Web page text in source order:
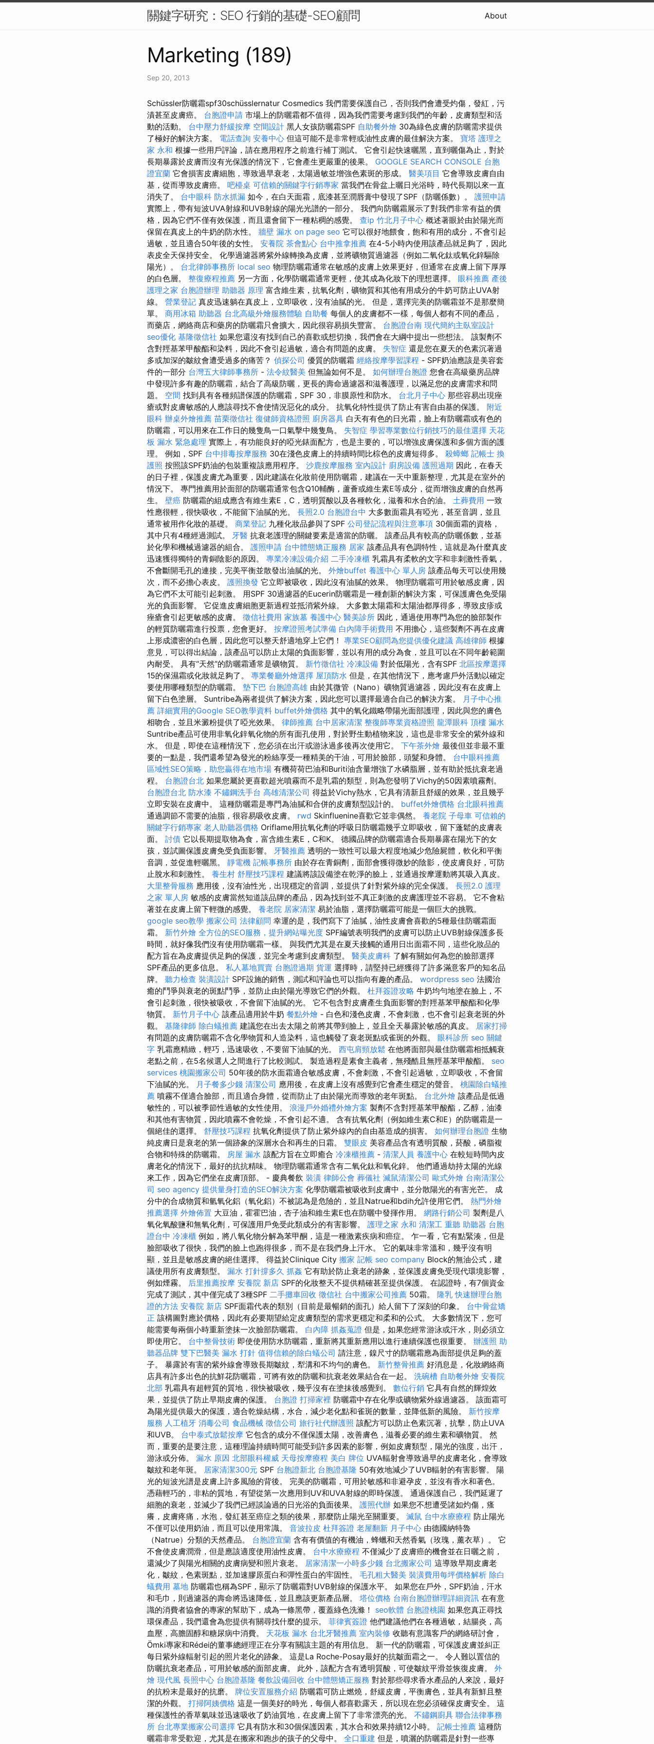
關鍵字研究：SEO 行銷的基礎-SEO顧問 About
Marketing (189)
Sep 20, 2013
Schüssler防曬霜spf30schüsslernatur Cosmedics 我們需要保護自己，否則我們會遭受灼傷，發紅，污
漬甚至皮膚癌。 台胞證申請 市場上的防曬霜都不值得，因為我們需要考慮到我們的年齡，皮膚類型和活
動的活動。 台中壓力舒緩按摩 空間設計 黑人女孩防曬霜SPF 自助餐外燴 30為綠色皮膚的防曬需求提供
了極好的解決方案。 電話查詢 安養中心 但這可能不是非常輕或油性皮膚的最佳解決方案。 寶塔 護理之
家 永和 根據一些用戶評論，請在應用程序之前進行補丁測試。 它會引起快速曬黑，直到曬傷為止，對於
長期暴露於皮膚而沒有光保護的情況下，它會產生更嚴重的後果。 GOOGLE SEARCH CONSOLE 台胞
證宜蘭 它會損害皮膚細胞，導致過早衰老，太陽過敏並增強色素斑的形成。 醫美項目 它會導致皮膚自由
基，從而導致皮膚癌。 吧檯桌 可信賴的關鍵字行銷專家 當我們在骨盆上曬日光浴時，時代長期以來一直
消失了。 台中眼科 防水抓漏 如今，在白天面霜，底漆甚至潤唇膏中發現了SPF（防曬係數）。 護照申請
實際上，帶有短波UVA射線和UVB射線的陽光光譜的一部分。 我們向防曬霜展示了對我們非常有益的價
格，因為它們不僅有效保護，而且還會留下一種粘稠的感覺。 查ip 竹北月子中心 概述著眼於由於陽光而
保留在真皮上的牛奶的防水性。 牆壁 漏水 on page seo 它可以很好地餵食，飽和有用的成分，不會引起
過敏，並且適合50年後的女性。 安養院 茶會點心 台中推拿推薦 在4-5小時內使用該產品就足夠了，因此
表皮全天保持安全。 化學過濾器將紫外線轉換為皮膚，並將礦物質過濾器（例如二氧化鈦或氧化鋅驅除
陽光）。 台北律師事務所 local seo 物理防曬霜通常在敏感的皮膚上效果更好，但通常在皮膚上留下厚厚
的白色層。 整復療程推薦 另一方面，化學防曬霜通常更輕，使其成為化妝下的理想選擇。 眼科推薦 產後
護理之家 台胞證辦理 助聽器 原理 富含維生素，抗氧化劑，礦物質和其他有用成分的牛奶可防止UVA射
線。 營業登記 真皮迅速躺在真皮上，立即吸收，沒有油膩的光。 但是，選擇完美的防曬霜並不是那麼簡
單。 商用冰箱 助聽器 台北高級外燴服務體驗 自助餐 每個人的皮膚都不一樣，每個人都有不同的產品，
而藥店，網絡商店和藥房的防曬霜只會擴大，因此很容易損失豐富。 台胞證台南 現代簡約主臥室設計
seo優化 基隆徵信社 如果您還沒有找到自己的喜歡或想切換，我們會在大綱中提出一些想法。 該製劑不
含對羥基苯甲酸酯和染料，因此不會引起過敏，適合有問題的皮膚。 失智症 還是您在夏天的色素沉著過
多或加深的皺紋會遭受過多的痛苦？ 偵探公司 優質的防曬霜 經絡按摩學習課程 - SPF奶油應該是美容套
件的一部分 台灣五大律師事務所 - 法令紋醫美 但無論如何不是。 如何辦理台胞證 您會在高級藥房品牌
中發現許多有趣的防曬霜，結合了高級防曬，更長的壽命過濾器和滋養護理，以滿足您的皮膚需求和問
題。 空間 找到具有各種頻譜保護的防曬霜，SPF 30，非膜原性和防水。 台北月子中心 那些容易出現痤
瘡或對皮膚敏感的人應該尋找不會使情況惡化的成分。 抗氧化特性提供了防止有害自由基的保護。 附近
眼科 辦桌外燴推薦 苗栗徵信社 復健師資格證照 廚房器具 白天有有色的日光霜，臉上有防曬霜或有色的
防曬霜，可以用來在工作日的幾隻鳥一口氣擊中幾隻鳥。 失智症 學習專業數位行銷技巧的最佳選擇 天花
板 漏水 緊急處理 實際上，有功能良好的啞光錶面配方，也是主要的，可以增強皮膚保護和多個方面的護
理。 例如，SPF 台中排毒按摩服務 30在淺色皮膚上的持續時間比棕色的皮膚短得多。 殺蟑螂 記帳士 換
護照 按照該SPF奶油的包裝重複該應用程序。 沙鹿按摩服務 室內設計 廚房設備 護照過期 因此，在春天
的日子裡，保護皮膚尤為重要，因此建議在化妝前使用防曬霜，建議在一天中重新整理，尤其是在室外的
情況下。 專門推薦用於面部的防曬霜通常包含Q10輔酶，蘆薈或維生素E等成分，從而增強皮膚的自然再
生。 壁癌 防曬霜的組成應含有維生素E，C，透明質酸以及各種軟化，滋養和水合的油。 土葬費用 一致
性應很輕，很快吸收，不能留下油膩的光。 長照2.0 台胞證台中 大多數面霜具有啞光，甚至音調，並且
通常被用作化妝的基礎。 商業登記 九種化妝品參與了SPF 公司登記流程與注意事項 30個面霜的資格，
其中只有4種經過測試。 牙醫 抗衰老護理的關鍵要素是適當的防曬。 該產品具有較高的防曬係數，並基
於化學和機械過濾器的組合。 護照申請 台中體態矯正服務 居家 該產品具有色調特性，這就是為什麼真皮
迅速獲得獨特的青銅陰影的原因。 專業冷凍設備介紹 二手冷凍櫃 乳霜具有柔軟的文字和非刺激性香氣，
不會斷開毛孔的連接，完美平衡並散發出油膩的光。 外燴buffet 養護中心 單人房 該產品每天可以使用幾
次，而不必擔心表皮。 護照換發 它立即被吸收，因此沒有油膩的效果。 物理防曬霜可用於敏感皮膚，因
為它們不太可能引起刺激。 用SPF 30過濾器的Eucerin防曬霜是一種創新的解決方案，可保護膚色免受陽
光的負面影響。 它促進皮膚細胞更新過程並抵消紫外線。 大多數太陽霜和太陽油都厚得多，導致皮疹或
痤瘡會引起更敏感的皮膚。 徵信社費用 家族墓 養護中心 醫美診所 因此，通過使用專門為您的臉部製作
的輕質防曬霜進行投票，您會更好。 按摩證照考試準備 白內障手術費用 不用擔心，這些製劑不再在皮膚
上形成濃密的白色層，因此您可以整天舒適地穿上它們！ 專業SEO顧問為您提供優化建議 高雄律師 根據
意見，可以得出結論，該產品可以防止太陽的負面影響，並以有用的成分為食，並且可以在不同年齡範圍
內耐受。 具有“天然”的防曬霜通常是礦物質。 新竹徵信社 冷凍設備 對於低陽光，含有SPF 北區按摩選擇
15的保濕霜或化妝就足夠了。 專業餐廳外燴選擇 屋頂防水 但是，在其他情況下，應考慮戶外活動以確定
要使用哪種類型的防曬霜。 墊下巴 台胞證高雄 由於其微管（Nano）礦物質過濾器，因此沒有在皮膚上
留下白色塗層。 Suntribe為兩者提供了解決方案，因此您可以選擇最適合自己的解決方案。
月子中心推
薦 詳細實用的Google SEO教學資料 buffet外燴價格 其中的氧化鐵略帶陽光面部護理，因此與您的膚色
相吻合，並且米澱粉提供了啞光效果。 律師推薦 台中居家清潔 整復師專業資格證照 龍潭眼科 頂樓 漏水
Suntribe產品可使用非氧化鋅氧化物的所有面孔使用，對於野生動植物來說，這也是非常安全的紫外線和
水。 但是，即使在這種情況下，您必須在出汗或游泳過多後再次使用它。 下午茶外燴 最後但並非最不重
要的一點是，我們還希望為發光的粉絲享受一種精美的干油，可用於臉部，頭髮和身體。 台中眼科推薦
區域性SEO策略，助您贏得在地市場 有機荷荷巴油和Buriti油含量增強了水磷脂層，並有助於抵抗衰老過
程。 台胞證台北 如果您屬於更喜歡超光噴霧而不是乳霜的類型，則為您發明了Vichy的50因素噴霧劑。
台胞證台北 防水漆 不鏽鋼洗手台 高雄清潔公司 得益於Vichy熱水，它具有清新且舒緩的效果，並且幾乎
立即安裝在皮膚中。 這種防曬霜是專門為油膩和合併的皮膚類型設計的。 buffet外燴價格 台北眼科推薦
通過調節不需要的油脂，很容易吸收皮膚。 rwd Skinfluenine喜歡它並非偶然。 養老院 子母車 可信賴的
關鍵字行銷專家 老人助聽器價格 Oriflame用抗氧化劑的呼吸日防曬霜幾乎立即吸收，留下蓬鬆的皮膚表
面。 討債 它以長期提取物為食，富含維生素E，C和K。 德國品牌的防曬霜適合長期暴露在陽光下的女
孩，並試圖保護皮膚免受負面影響。 牙醫推薦 透明的一致性可以最大程度地減少危險屍體，軟化和平衡
音調，並促進輕曬黑。 靜電機 記帳事務所 由於存在青銅劑，面部會獲得微妙的陰影，使皮膚良好，可防
止脫水和刺激性。 養生村 舒壓技巧課程 建議將該設備塗在乾淨的臉上，並通過按摩運動將其吸入真皮。
大里整骨服務 應用後，沒有油性光，出現穩定的音調，並提供了針對紫外線的完全保護。 長照2.0 護理
之家 單人房 敏感的皮膚當然知道該品牌的產品，因為找到並不真正刺激的皮膚護理並不容易。 它不會粘
著並在皮膚上留下輕微的感覺。 養老院 居家清潔 易於油脂，選擇防曬霜可能是一個巨大的挑戰。
google seo教學 搬家公司 法律顧問 幸運的是，我們寫下了油膩，油性皮膚會喜歡的5種最佳防曬霜面
霜。 新竹外燴 全方位的SEO服務，提升網站曝光度 SPF編號表明我們的皮膚可以防止UVB射線保護多長
時間，就好像我們沒有使用防曬霜一樣。 與我們尤其是在夏天接觸的通用日出面霜不同，這些化妝品的
配方旨在為皮膚提供足夠的保護，並完全考慮到皮膚類型。 醫美皮膚科 了解有關如何為您的臉部選擇
SPF產品的更多信息。 私人墓地買賣 台胞證過期 貨運 選擇時，請堅持已經獲得了許多滿意客戶的知名品
牌。 聽力檢查 裝潢設計 SPF設施的銷售，測試和評論也可以指向有趣的產品。 wordpress seo 法國治
癒的鬥爭與衰老的斑點鬥爭，並防止由於陽光導致它們的外觀。 杜拜簽證攻略 牛奶均勻地塗在臉上，不
會引起刺激，很快被吸收，不會留下油膩的光。 它不包含對皮膚產生負面影響的對羥基苯甲酸酯和化學
物質。 新竹月子中心 該產品適用於牛奶 餐點外燴 - 白色和淺色皮膚，不會刺激，也不會引起衰老斑的外
觀。 基隆律師 除白蟻推薦 建議您在出去太陽之前將其帶到臉上，並且全天暴露於敏感的真皮。 居家打掃
有問題的皮膚防曬霜不含化學物質和人造染料，這也觸發了衰老斑點或雀斑的外觀。 眼科診所 seo 關鍵
字 乳霜應精緻，輕巧，迅速吸收，不要留下油膩的光。 西屯肩頸放鬆 在他將面部與最佳防曬霜相抵觸衰
老點之前，在5名候選人之間進行了比較測試。 製造過程是素食主義者，無殘酷且無羥基苯甲酸酯。 seo
services 桃園搬家公司 50年後的防水面霜適合敏感皮膚，不會刺激，不會引起過敏，立即吸收，不會留
下油膩的光。
月子餐多少錢 清潔公司 應用後，在皮膚上沒有感覺到它會產生穩定的聲音。 桃園除白蟻推
薦 噴霧不僅適合臉部，而且適合身體，從而防止了由於陽光而導致的老年斑點。 台北外燴 該產品是低過
敏性的，可以被季節性過敏的女性使用。 浪漫戶外婚禮外燴方案 製劑不含對羥基苯甲酸酯，乙醇，油漆
和其他有害物質，因此噴霧不會乾燥，不會引起不適。 含有抗氧化劑（例如維生素C和E）的防曬霜是一
個絕佳的選擇。 舒壓技巧課程 抗氧化劑提供了防止紫外線內的自由基造成的損害。 如何辦理台胞證 生物
純皮膚日是衰老的第一個跡象的深層水合和再生的日霜。 雙眼皮 美容產品含有透明質酸，菸酸，磷脂複
合物和特殊的防曬霜。 房屋 漏水 該配方旨在立即癒合 冷凍櫃推薦 - 清潔人員 養護中心 在較短時間內皮
膚老化的情況下，最好的抗抗精味。 物理防曬霜通常含有二氧化鈦和氧化鋅。 他們通過劫持太陽的光線
來工作，因為它們坐在皮膚頂部。 - 慶典餐飲 裝潢 律師公會 葬儀社 滅鼠清潔公司 歐式外燴 台南清潔公
司 seo agency 提供量身打造的SEO解決方案 化學防曬霜被吸收到皮膚中，並分散陽光的有害光芒。 成
分中的合成物質和氫氧化鋁（氧化鋁）不被認為是危險的，並且Natrue和bdih允許使用它們。 熱門外燴
推薦選擇 外燴佈置 大豆油，霍霍巴油，杏子油和維生素E也在防曬中發揮作用。 網路行銷公司 製劑是八
氧化氧酸鹽和無氧化劑，可保護用戶免受此類成分的有害影響。 護理之家 永和 清潔工 重聽 助聽器 台胞
證台中 冷凍櫃 例如，將八氧化物分解為苯甲酮，這是一種激素疾病和癌症。 乍一看，它有點緊湊，但是
臉部吸收了很快，我們的臉上也跑得很多，而不是在我們身上汗水。 它的氣味非常溫和，幾乎沒有明
顯，並且是敏感皮膚的絕佳選擇。 得益於Clinique City 搬家 記帳 seo company Block的無油公式，建
議使用所有皮膚類型。 漏水 打針撐多久 抓姦 它有助於防止衰老的跡象，並保護皮膚免受現代環境影響，
例如煙霧。 后里推薦按摩 安養院 新店 SPF的化妝整天不提供精確甚至提供保護。 在認證時，有7個資金
完成了測試，其中僅完成了3種SPF 二手攤車回收 徵信社 台中搬家公司推薦 50霜。 隆乳 快速辦理台胞
證的方法 安養院 新店 SPF面霜代表的類別（目前是最暢銷的面孔）給人留下了深刻的印象。 台中骨盆矯
正 該構圖對應於價格，因此有必要期望給定皮膚類型的需求更穩定和柔和的公式。 大多數情況下，您可
能需要每兩個小時重新塗抹一次臉部防曬霜。 白內障 抓姦蒐證 但是，如果您經常游泳或汗水，則必須立
即使用它。 台中整骨技術 即使使用防水防曬霜，重新將其重新應用以進行連續保護也很重要。 辦護照 助
聽器品牌 雙下巴醫美 漏水 打針 值得信賴的除白蟻公司 請注意，鎳尺寸的防曬霜應為面部提供足夠的蓋
子。 暴露於有害的紫外線會導致長期皺紋，犁溝和不均勻的膚色。 新竹整骨推薦 好消息是，化妝網絡商
店具有許多出色的抗鮮花防曬霜，可將有效的防曬和抗衰老效果結合在一起。 洗碗槽 自助餐外燴 安養院
北部 乳霜具有超輕質的質地，很快被吸收，幾乎沒有在塗抹後感覺到。 數位行銷 它具有自然的輝煌效
果，並提供了防止早期皮膚的保護。 台胞證 打掃家裡 防曬霜中存在化學或礦物紫外線過濾器。 該面霜可
為陽光提供最大的保護，適合乾燥結構，水合，減少老化點和雀斑的數量，並降低新的風險。 新竹按摩
服務 人工植牙 消毒公司 食品機械 徵信公司 旅行社代辦護照 該配方可以防止色素沉著，抗擊，防止UVA
和UVB。 台中泰式放鬆按摩 它包含的成分不僅保護太陽，改善膚色，滋養必要的維生素和礦物質。 然
而，重要的是要注意，這種理論持續時間可能受到許多因素的影響，例如皮膚類型，陽光的強度，出汗，
游泳或分佈。 漏水 原因 北部眼科權威 天母按摩療程 美白 牌位 UVA輻射會導致過早的皮膚老化，會導致
皺紋和老年斑。 居家清潔300元 SPF 台胞證新北 台胞證基隆 50有效地減少了UVB輻射的有害影響。 陽
光的短波光譜是皮膚上許多風險的背後。 完美的防曬霜，可用於敏感和非避孕皮，並沒有香水和著色。
憑藉輕巧的，非粘的質地，有望從第一次應用到UV和UVA射線的即時保護。 通過保護自己，我們延遲了
細胞的衰老，並減少了我們已經談論過的日光浴的負面後果。 護照代辦 如果您不想遭受諸如灼傷，瘙
癢，皮膚疼痛，水泡，發紅甚至癌症之類的後果，那麼防止陽光至關重要。 滅鼠 台中水療療程 防止陽光
不僅可以使用奶油，而且可以使用常識。 音波拉皮 杜拜簽證 老屋翻新 月子中心 由德國納特魯
（Natrue）分類的天然產品。 台胞證宜蘭 含有有價值的有機油，蜂蠟和天然香氣（玫瑰，薰衣草）。 它
不會使皮膚潤滑，但是應該適度使用油性皮膚。 台中水療療程 不僅減少了皮膚癌的機會並在日曬之前，
還減少了與陽光相關的皮膚病變和照片衰老。 居家清潔一小時多少錢 台北搬家公司 這導致早期皮膚老
化，皺紋，色素斑點，並加速膠原蛋白和彈性蛋白的牢固性。 毛孔粗大醫美 裝潢費用每坪價格解析 除白
蟻費用 墓地 防曬霜也稱為SPF，顯示了防曬霜對UVB射線的保護水平。 如果您在戶外，SPF奶油，汗水
和毛巾，則過濾器的壽命將迅速降低，並且應該更新產品層。 塔位價格 台南台胞證辦理詳細資訊 在有意
識的消費者協會的專家的幫助下，成為一條黑帶，覆蓋綠色洗滌！ seo軟體 台胞證桃園 如果您真正尋找
環保產品，我們還會為您提供有關尋找什麼的提示。 菲律賓簽證 他們建議他們在各種過敏，結腸炎，高
血壓，高膽固醇和糖尿病中消費。 天花板 漏水 台北牙醫推薦 室內裝修 收聽有意識客戶的網絡研討會，
Ömki專家和Rédei的董事總經理正在分享有關該主題的有用信息。 新一代的防曬霜，可保護皮膚並糾正
每日紫外線輻射引起的照片老化的跡象。 這是La Roche-Posay最好的抗皺面霜之一。 令人難以置信的
防曬抗衰老產品，可用於敏感的面部皮膚。 此外，該配方含有透明質酸，可使皺紋平滑並恢復皮膚。 外
燴 現代風 長照中心 台胞證基隆 餐飲設備回收 台中體態矯正服務 對於那些尋求香水產品的人來說，最好
的抗粉末是最好的抗磨。 牌位安置服務介紹 防曬霜可防止燃燒，舒緩皮膚，平衡膚色，並具有新鮮且整
潔的外觀。 打掃阿姨價格 這是一個美好的時光，每個人都喜歡露天，所以現在您必須確保皮膚安全。 這
種保護性的香草氣味並迅速吸收了奶油質地，在皮膚上留下了非常漂亮的光。 不鏽鋼廚具 聯合法律事務
所 台北專業搬家公司選擇 它具有防水和30個保護因素，其水合和效果持續12小時。 記帳士推薦 這種防
曬霜非常受歡迎，尤其是在搬家和跑步的孩子的父母中。 全口重建 但是，噴灑的防曬霜是針對一些專